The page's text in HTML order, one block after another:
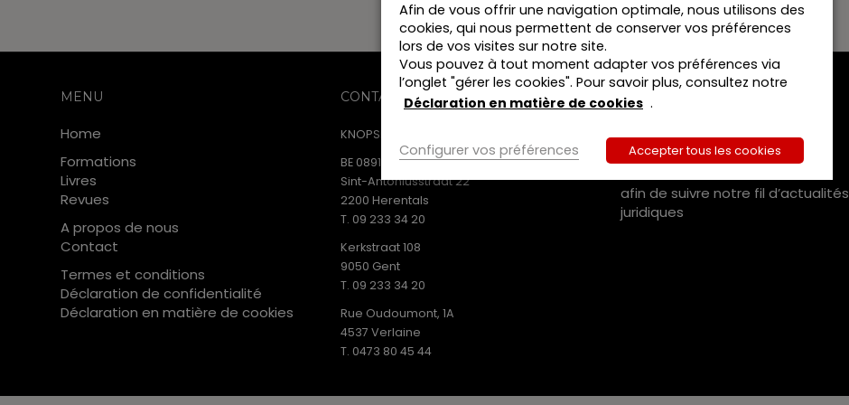
du
droit
des
biens
:
Propriété
relations
de
voisinage
26
janvier
2021
MENU
Home
Formations
Livres
Revues
A propos de nous
Contact
Termes et conditions
Déclaration de confidentialité
Déclaration en matière de cookies
CONTACT
KNOPSPUBLISHING SRL
BE 0891.853.731
Sint-Antoniusstraat 22
2200 Herentals
T. 09 233 34 20
Kerkstraat 108
9050 Gent
T. 09 233 34 20
Rue Oudoumont, 1A
4537 Verlaine
T. 0473 80 45 44
MEDIAS SOCIAUX
Suivez-nous sur :
afin de suivre notre fil d’actualités
juridiques
Afin de vous offrir une navigation optimale, nous utilisons des
cookies, qui nous permettent de conserver vos préférences
lors de vos visites sur notre site.
Vous pouvez à tout moment adapter vos préférences via
l’onglet "gérer les cookies". Pour savoir plus, consultez notre
Déclaration en matière de cookies .
Configurer vos préférences Accepter tous les cookies